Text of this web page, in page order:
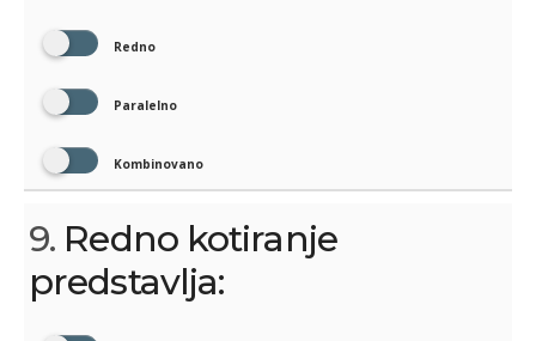
Redno
Paralelno
Kombinovano
9. Redno kotiranje
predstavlja: